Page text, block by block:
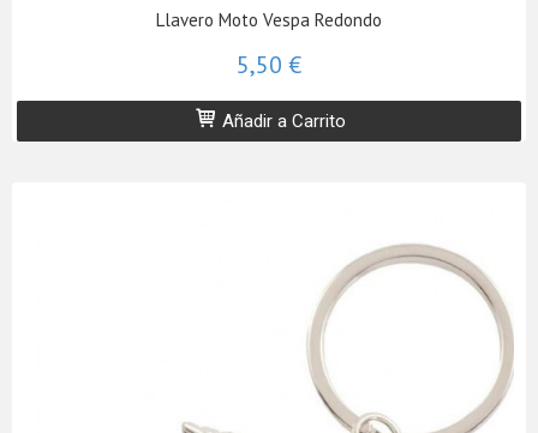
Llavero Moto Vespa Redondo
5,50 €
Añadir a Carrito